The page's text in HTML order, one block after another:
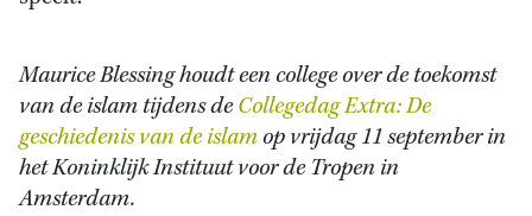
Maurice Blessing houdt een college over de toekomst
van de islam tijdens deCollegedag Extra: De
geschiedenis van de islamop vrijdag 11 september in
het Koninklijk Instituut voor de Tropen in
Amsterdam.